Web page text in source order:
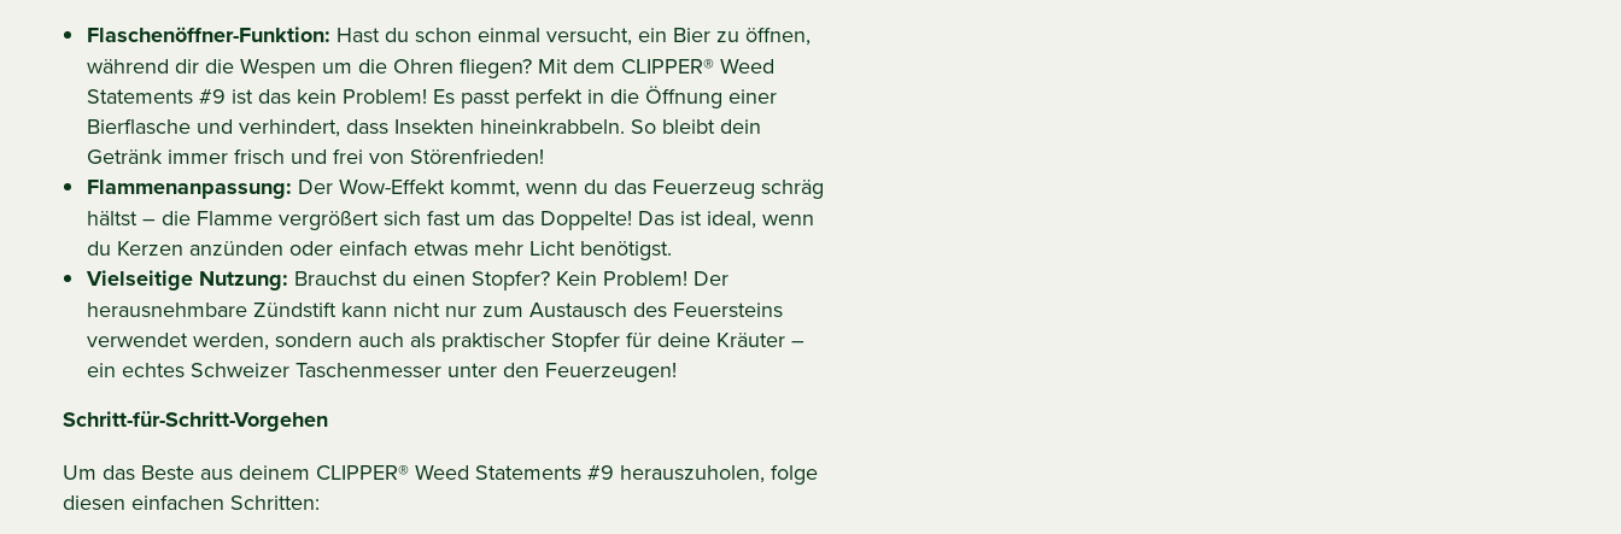
Flaschenöffner-Funktion: Hast du schon einmal versucht, ein Bier zu öffnen,
während dir die Wespen um die Ohren fliegen? Mit dem CLIPPER® Weed
Statements #9 ist das kein Problem! Es passt perfekt in die Öffnung einer
Bierflasche und verhindert, dass Insekten hineinkrabbeln. So bleibt dein
Getränk immer frisch und frei von Störenfrieden!
Flammenanpassung: Der Wow-Effekt kommt, wenn du das Feuerzeug schräg
hältst – die Flamme vergrößert sich fast um das Doppelte! Das ist ideal, wenn
du Kerzen anzünden oder einfach etwas mehr Licht benötigst.
Vielseitige Nutzung: Brauchst du einen Stopfer? Kein Problem! Der
herausnehmbare Zündstift kann nicht nur zum Austausch des Feuersteins
verwendet werden, sondern auch als praktischer Stopfer für deine Kräuter –
ein echtes Schweizer Taschenmesser unter den Feuerzeugen!
Schritt-für-Schritt-Vorgehen
Um das Beste aus deinem CLIPPER® Weed Statements #9 herauszuholen, folge
diesen einfachen Schritten: